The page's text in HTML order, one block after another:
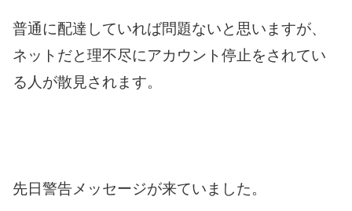
普通に配達していれば問題ないと思いますが、
ネットだと理不尽にアカウント停止をされてい
る人が散見されます。
先日警告メッセージが来ていました。